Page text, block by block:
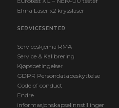
Elma Laser x2 krysslaser
SERVICESENTER
Serviceskjema RMA
Service & Kalibrering
Kjøpsbetingelser
GDPR Persondatabeskyttelse
Code of conduct
Endre
informasjonskapselinnstillinger